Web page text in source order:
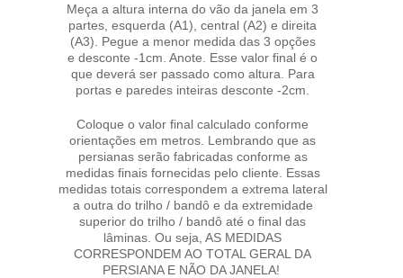
Meça a altura interna do vão da janela em 3
partes, esquerda (A1), central (A2) e direita
(A3). Pegue a menor medida das 3 opções
e desconte -1cm. Anote. Esse valor final é o
que deverá ser passado como altura. Para
portas e paredes inteiras desconte -2cm.
Coloque o valor final calculado conforme
orientações em metros. Lembrando que as
persianas serão fabricadas conforme as
medidas finais fornecidas pelo cliente. Essas
medidas totais correspondem a extrema lateral
a outra do trilho / bandô e da extremidade
superior do trilho / bandô até o final das
lâminas. Ou seja, AS MEDIDAS
CORRESPONDEM AO TOTAL GERAL DA
PERSIANA E NÃO DA JANELA!